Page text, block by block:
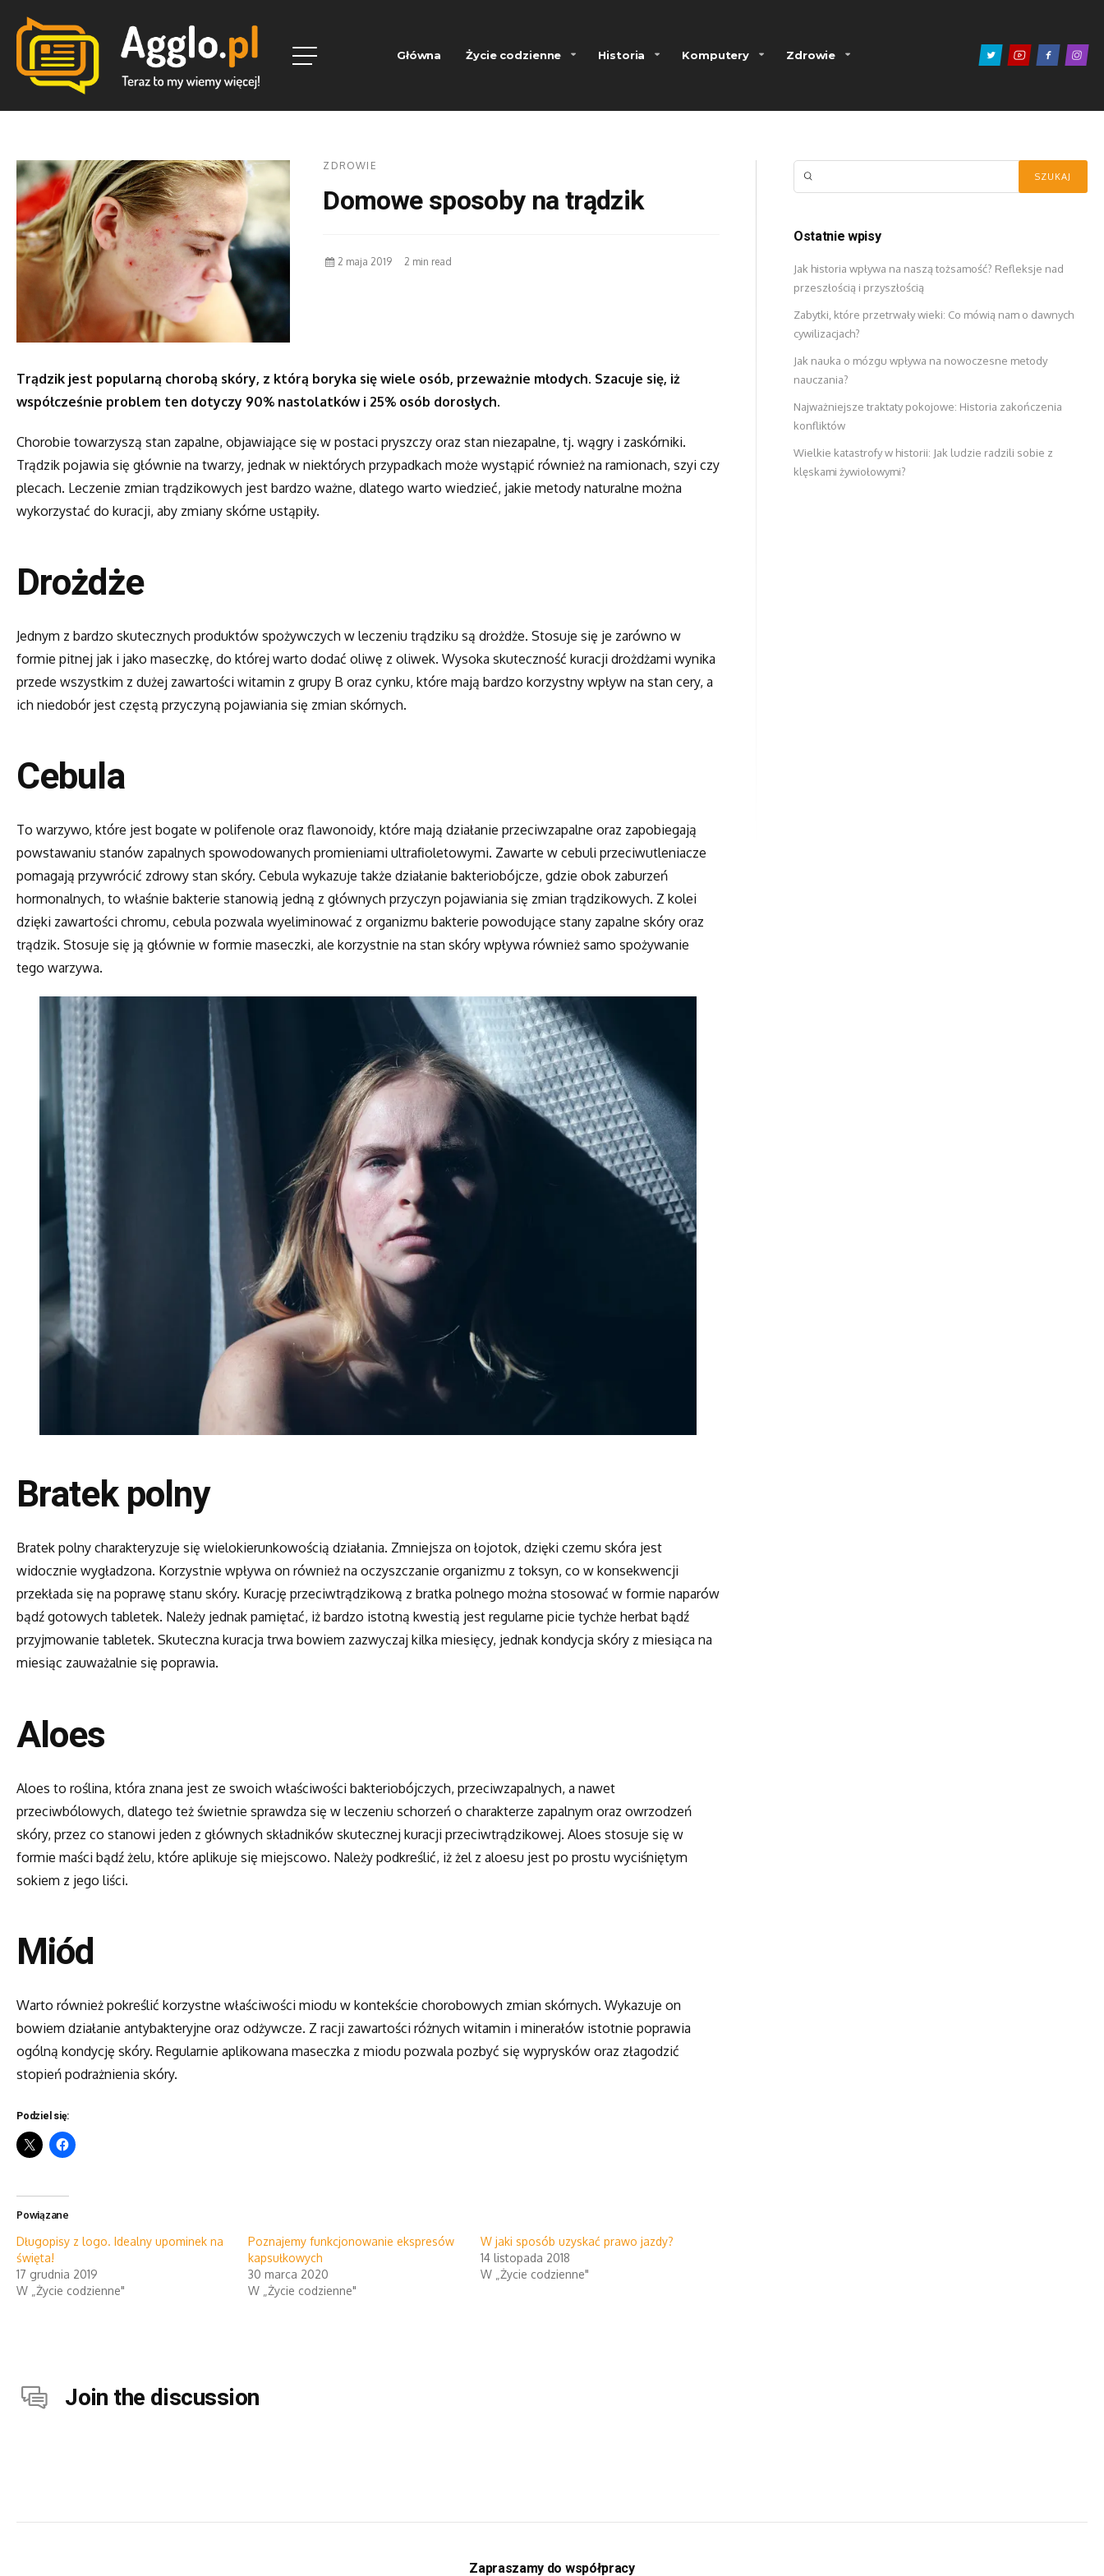
Główna Życie codzienne Historia Komputery Zdrowie
ZDROWIE
Domowe sposoby na trądzik
2 maja 2019 2 min read
Trądzik jest popularną chorobą skóry, z którą boryka się wiele osób, przeważnie młodych. Szacuje się, iż
współcześnie problem ten dotyczy 90% nastolatków i 25% osób dorosłych.
Chorobie towarzyszą stan zapalne, objawiające się w postaci pryszczy oraz stan niezapalne, tj. wągry i zaskórniki.
Trądzik pojawia się głównie na twarzy, jednak w niektórych przypadkach może wystąpić również na ramionach, szyi czy
plecach. Leczenie zmian trądzikowych jest bardzo ważne, dlatego warto wiedzieć, jakie metody naturalne można
wykorzystać do kuracji, aby zmiany skórne ustąpiły.
Drożdże
Jednym z bardzo skutecznych produktów spożywczych w leczeniu trądziku są drożdże. Stosuje się je zarówno w
formie pitnej jak i jako maseczkę, do której warto dodać oliwę z oliwek. Wysoka skuteczność kuracji drożdżami wynika
przede wszystkim z dużej zawartości witamin z grupy B oraz cynku, które mają bardzo korzystny wpływ na stan cery, a
ich niedobór jest częstą przyczyną pojawiania się zmian skórnych.
Cebula
To warzywo, które jest bogate w polifenole oraz flawonoidy, które mają działanie przeciwzapalne oraz zapobiegają
powstawaniu stanów zapalnych spowodowanych promieniami ultrafioletowymi. Zawarte w cebuli przeciwutleniacze
pomagają przywrócić zdrowy stan skóry. Cebula wykazuje także działanie bakteriobójcze, gdzie obok zaburzeń
hormonalnych, to właśnie bakterie stanowią jedną z głównych przyczyn pojawiania się zmian trądzikowych. Z kolei
dzięki zawartości chromu, cebula pozwala wyeliminować z organizmu bakterie powodujące stany zapalne skóry oraz
trądzik. Stosuje się ją głównie w formie maseczki, ale korzystnie na stan skóry wpływa również samo spożywanie
tego warzywa.
Bratek polny
Bratek polny charakteryzuje się wielokierunkowością działania. Zmniejsza on łojotok, dzięki czemu skóra jest
widocznie wygładzona. Korzystnie wpływa on również na oczyszczanie organizmu z toksyn, co w konsekwencji
przekłada się na poprawę stanu skóry. Kurację przeciwtrądzikową z bratka polnego można stosować w formie naparów
bądź gotowych tabletek. Należy jednak pamiętać, iż bardzo istotną kwestią jest regularne picie tychże herbat bądź
przyjmowanie tabletek. Skuteczna kuracja trwa bowiem zazwyczaj kilka miesięcy, jednak kondycja skóry z miesiąca na
miesiąc zauważalnie się poprawia.
Aloes
Aloes to roślina, która znana jest ze swoich właściwości bakteriobójczych, przeciwzapalnych, a nawet
przeciwbólowych, dlatego też świetnie sprawdza się w leczeniu schorzeń o charakterze zapalnym oraz owrzodzeń
skóry, przez co stanowi jeden z głównych składników skutecznej kuracji przeciwtrądzikowej. Aloes stosuje się w
formie maści bądź żelu, które aplikuje się miejscowo. Należy podkreślić, iż żel z aloesu jest po prostu wyciśniętym
sokiem z jego liści.
Miód
Warto również pokreślić korzystne właściwości miodu w kontekście chorobowych zmian skórnych. Wykazuje on
bowiem działanie antybakteryjne oraz odżywcze. Z racji zawartości różnych witamin i minerałów istotnie poprawia
ogólną kondycję skóry. Regularnie aplikowana maseczka z miodu pozwala pozbyć się wyprysków oraz złagodzić
stopień podrażnienia skóry.
Podziel się:
Powiązane
Długopisy z logo. Idealny upominek na
święta!
17 grudnia 2019
W „Życie codzienne"
Poznajemy funkcjonowanie ekspresów
kapsułkowych
30 marca 2020
W „Życie codzienne"
W jaki sposób uzyskać prawo jazdy?
14 listopada 2018
W „Życie codzienne"
Join the discussion
Ostatnie wpisy
Jak historia wpływa na naszą tożsamość? Refleksje nad
przeszłością i przyszłością
Zabytki, które przetrwały wieki: Co mówią nam o dawnych
cywilizacjach?
Jak nauka o mózgu wpływa na nowoczesne metody
nauczania?
Najważniejsze traktaty pokojowe: Historia zakończenia
konfliktów
Wielkie katastrofy w historii: Jak ludzie radzili sobie z
klęskami żywiołowymi?
Zapraszamy do współpracy